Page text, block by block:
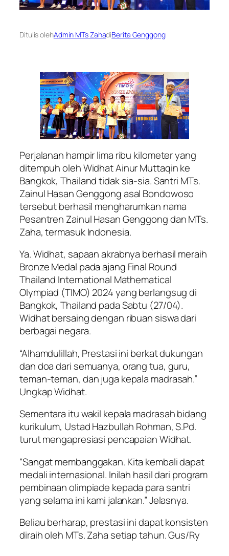
Ditulis olehAdmin MTs ZahadiBerita Genggong
Perjalanan hampir lima ribu kilometer yang
ditempuh oleh Widhat Ainur Muttaqin ke
Bangkok, Thailand tidak sia-sia. Santri MTs.
Zainul Hasan Genggong asal Bondowoso
tersebut berhasil mengharumkan nama
Pesantren Zainul Hasan Genggong dan MTs.
Zaha, termasuk Indonesia.
Ya. Widhat, sapaan akrabnya berhasil meraih
Bronze Medal pada ajang Final Round
Thailand International Mathematical
Olympiad (TIMO) 2024 yang berlangsug di
Bangkok, Thailand pada Sabtu (27/04).
Widhat bersaing dengan ribuan siswa dari
berbagai negara.
“Alhamdulillah, Prestasi ini berkat dukungan
dan doa dari semuanya, orang tua, guru,
teman-teman, dan juga kepala madrasah.”
Ungkap Widhat.
Sementara itu wakil kepala madrasah bidang
kurikulum, Ustad Hazbullah Rohman, S.Pd.
turut mengapresiasi pencapaian Widhat.
“Sangat membanggakan. Kita kembali dapat
medali internasional. Inilah hasil dari program
pembinaan olimpiade kepada para santri
yang selama ini kami jalankan.” Jelasnya.
Beliau berharap, prestasi ini dapat konsisten
diraih oleh MTs. Zaha setiap tahun. Gus/Ry